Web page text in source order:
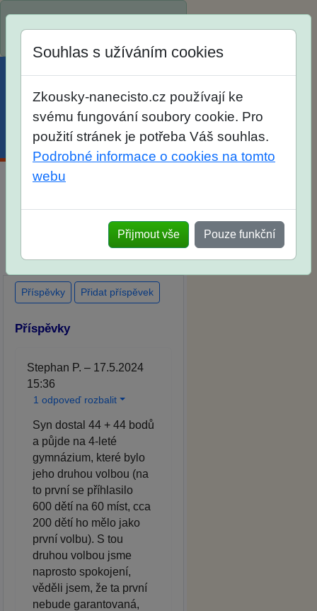
Menu Účet Košík
po skutečných přijímacích
zkouškách
Souhlas s užíváním cookies
Zkousky-nanecisto.cz používají ke
svému fungování soubory cookie. Pro
použití stránek je potřeba Váš souhlas.
Podrobné informace o cookies na tomto
webu
Přijmout vše Pouze funkční
Příspěvky Přidat příspěvek
Příspěvky
Stephan P. – 17.5.2024
15:36
1 odpoveď rozbalit
Syn dostal 44 + 44 bodů
a půjde na 4-leté
gymnázium, které bylo
jeho druhou volbou (na
to první se příhlasilo
600 dětí na 60 míst, cca
200 dětí ho mělo jako
první volbu). S tou
druhou volbou jsme
naprosto spokojení,
věděli jsem, že ta první
nebude garantovaná,